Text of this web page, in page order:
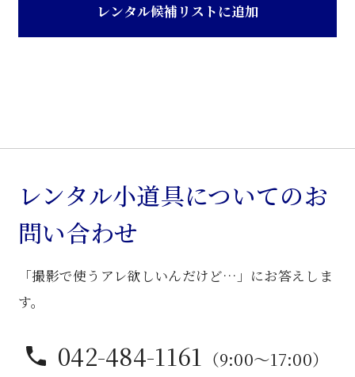
籐
個
レンタル候補リストに追加
レンタル小道具についてのお
問い合わせ
「撮影で使うアレ欲しいんだけど…」にお答えしま
す。
042-484-1161 （9:00〜17:00）